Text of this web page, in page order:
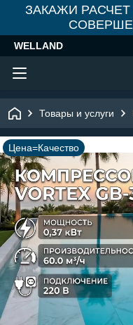
ЗАКАЖИ
WELLAND
Товары и услуги
Цена=Качество